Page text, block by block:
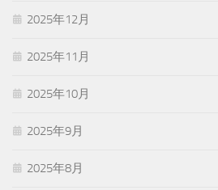
2025年12月
2025年11月
2025年10月
2025年9月
2025年8月